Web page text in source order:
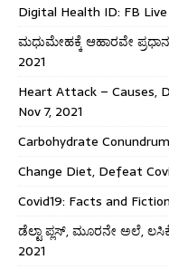
Digital Health ID: FB Live
ಮಧುಮೇಹಕ್ಕೆ ಆಹಾರವೇ
2021
Heart Attack – Causes,
Nov 7, 2021
Carbohydrate
Change Diet, Defeat
Covid19: Facts and
ಡೆಲ್ಟಾ ಪ್ಲಸ್, ಮೂರನೇ ಅಲೆ,
2021